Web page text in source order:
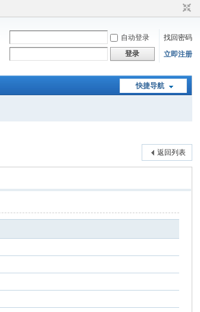
自动登录
找回密码
登录 立即注册
快捷导航
返回列表